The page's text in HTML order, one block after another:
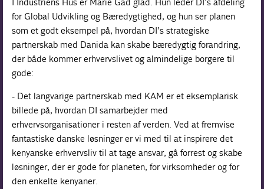
for Global Udvikling og Bæredygtighed, og hun ser planen
som et godt eksempel på, hvordan DI’s strategiske
partnerskab med Danida kan skabe bæredygtig forandring,
der både kommer erhvervslivet og almindelige borgere til
gode:
- Det langvarige partnerskab med KAM er et eksemplarisk
billede på, hvordan DI samarbejder med
erhvervsorganisationer i resten af verden. Ved at fremvise
fantastiske danske løsninger er vi med til at inspirere det
kenyanske erhvervsliv til at tage ansvar, gå forrest og skabe
løsninger, der er gode for planeten, for virksomheder og for
den enkelte kenyaner.